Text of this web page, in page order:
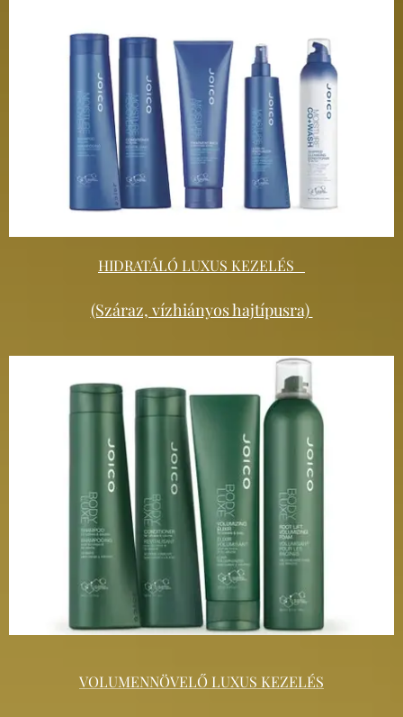
HIDRATÁLÓ LUXUS KEZELÉS
(Száraz, vízhiányos hajtípusra)
VOLUMENNÖVELŐ LUXUS KEZELÉS